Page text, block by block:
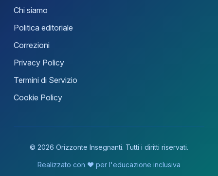
Chi siamo
Politica editoriale
Correzioni
Privacy Policy
Termini di Servizio
Cookie Policy
© 2026 Orizzonte Insegnanti. Tutti i diritti riservati.
Realizzato con ❤️ per l'educazione inclusiva